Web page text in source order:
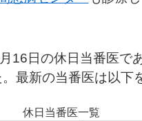
16日の休日当番医で
最新の当番医は以下
休日当番医一覧